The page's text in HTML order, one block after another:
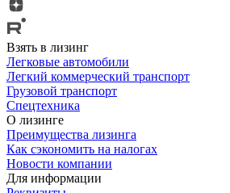
Взять в лизинг
Легковые автомобили
Легкий коммерческий транспорт
Грузовой транспорт
Спецтехника
О лизинге
Преимущества лизинга
Как сэкономить на налогах
Новости компании
Для информации